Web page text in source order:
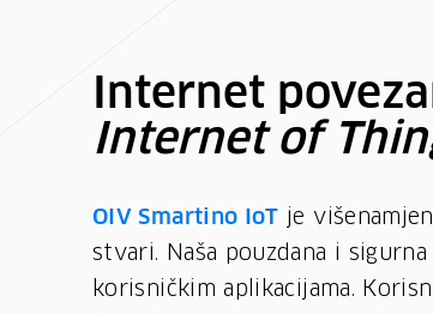
Internet
Internet of
OIV Smartino IoT je
stvari. Naša pouzdana i
korisničkim aplikacijama.